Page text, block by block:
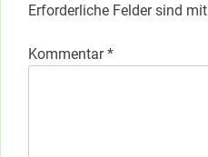
Erforderliche Felder sind mit
Kommentar*